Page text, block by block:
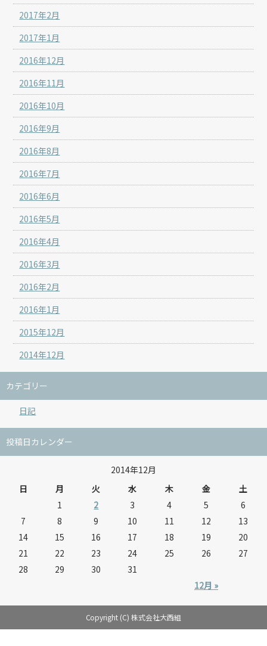
2017年2月
2017年1月
2016年12月
2016年11月
2016年10月
2016年9月
2016年8月
2016年7月
2016年6月
2016年5月
2016年4月
2016年3月
2016年2月
2016年1月
2015年12月
2014年12月
カテゴリー
日記
投稿日カレンダー
2014年12月
日
月 火 水 木 金 土
12月 »
1 2 3 4 5
6
7
8 9 10 11 12
13
14
15 16 17 18 19
20
21
22 23 24 25 26
27
28
29 30 31
Copyright (C) 株式会社大西組